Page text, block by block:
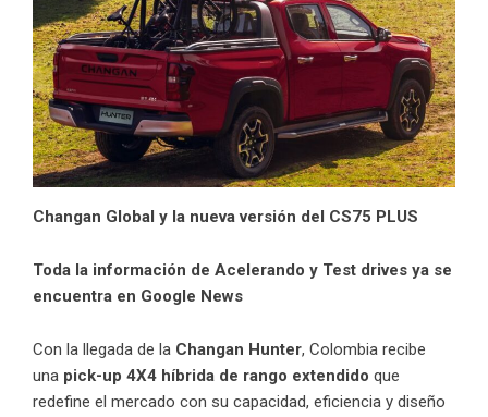
Changan Global y la nueva versión del CS75 PLUS
Toda la información de Acelerando y Test drives ya se
encuentra en Google News
Con la llegada de la Changan Hunter, Colombia recibe
una pick-up 4X4 híbrida de rango extendido que
redefine el mercado con su capacidad, eficiencia y diseño